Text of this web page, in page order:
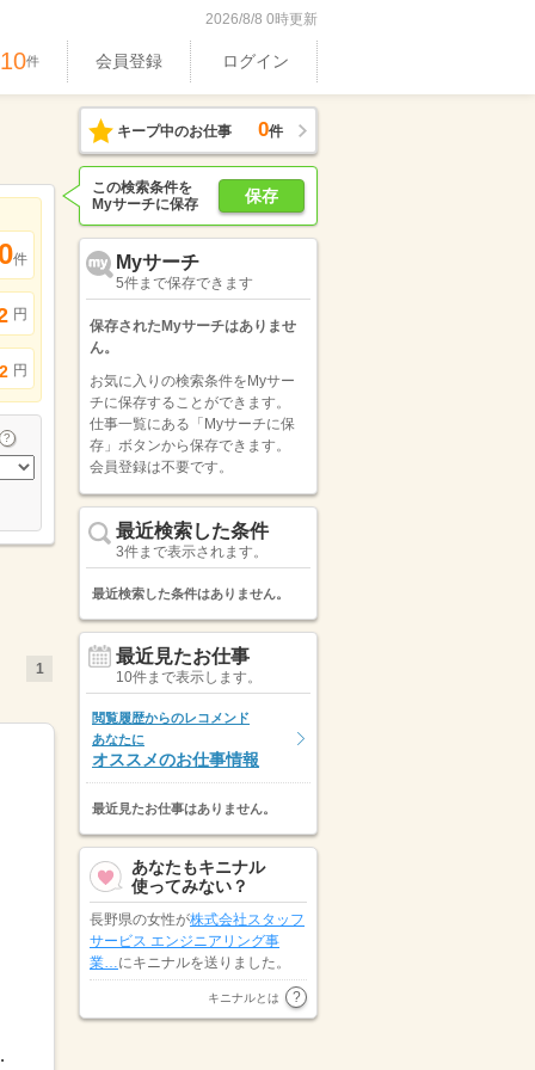
2026/8/8 0時更新
件 会員登録 ログイン
件
円
円
1
休み」「扶...
キープ中のお仕事 0件
保存
この検索条件を
Myサーチに保存
Myサーチ
5件まで保存できます
保存されたMyサーチはありませ
ん。
お気に入りの検索条件をMyサー
チに保存することができます。
仕事一覧にある「Myサーチに保
存」ボタンから保存できます。
会員登録は不要です。
最近検索した条件
3件まで表示されます。
最近検索した条件はありません。
最近見たお仕事
10件まで表示します。
閲覧履歴からのレコメンド
あなたに
オススメのお仕事情報
最近見たお仕事はありません。
あなたもキニナル
使ってみない？
長野県の女性が株式会社スタッフ
サービス エンジニアリング事
業…にキニナルを送りました。
キャリアリンク株
式会社（東証プライム市場）にキ
キニナルとは